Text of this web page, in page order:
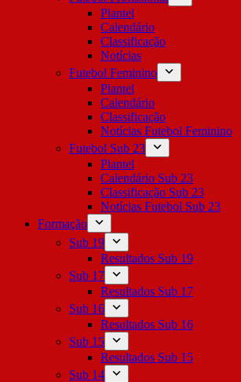
Plantel
Calendário
Classificação
Notícias
Futebol Feminino
Plantel
Calendário
Classificação
Notícias Futebol Feminino
Futebol Sub 23
Plantel
Calendário Sub 23
Classificação Sub 23
Notícias Futebol Sub 23
Formação
Sub 19
Resultados Sub 19
Sub 17
Resultados Sub 17
Sub 16
Resultados Sub 16
Sub 15
Resultados Sub 15
Sub 14